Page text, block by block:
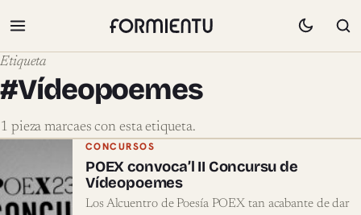
Etiqueta
#Vídeopoemes
1 pieza marcaes con esta etiqueta.
Pieces marcaes con #Vídeopoemes
CONCURSOS
POEX convoca’l II Concursu de
Vídeopoemes
Los Alcuentro de Poesía POEX tan acabante de dar